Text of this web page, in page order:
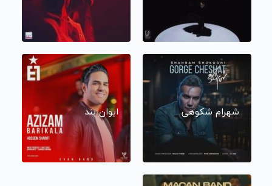
شهرام شکوهی ایوان بند